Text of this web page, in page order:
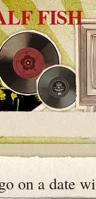
FISH
on a date